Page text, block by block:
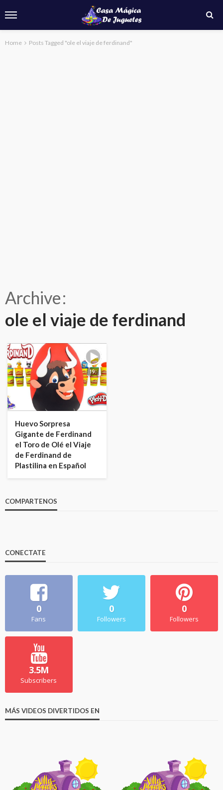
Home Posts Tagged "ole el viaje de ferdinand"
Archive
ole el viaje de ferdinand
19:
Huevo Sorpresa
Gigante de Ferdinand
el Toro de Olé el Viaje
de Ferdinand de
Plastilina en Español
COMPARTENOS
CONECTATE
0
Fans
0
Followers
0
Followers
3.5M
Subscribers
MÁS VIDEOS DIVERTIDOS EN